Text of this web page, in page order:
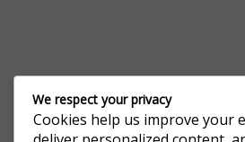
Contact
We respect your privacy
Cookies help us improve your